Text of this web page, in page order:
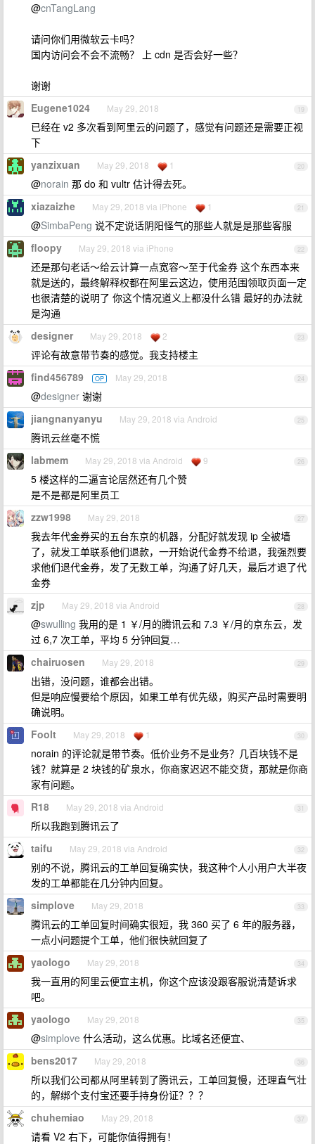
@cnTangLang
请问你们用微软云卡吗？
国内访问会不会不流畅？ 上 cdn 是否会好一些？
谢谢
19
Eugene1024 May 29, 2018
已经在 v2 多次看到阿里云的问题了，感觉有问题还是需要正视
下
20
yanzixuan May 29, 2018 1
@norain 那 do 和 vultr 估计得去死。
21
xiazaizhe May 29, 2018 via iPhone 1
@SimbaPeng 说不定说话阴阳怪气的那些人就是是那些客服
22
floopy May 29, 2018 via iPhone
还是那句老话～给云计算一点宽容～至于代金券 这个东西本来
就是送的，最终解释权都在阿里云这边，使用范围领取页面一定
也很清楚的说明了 你这个情况道义上都没什么错 最好的办法就
是沟通
23
designer May 29, 2018 2
评论有故意带节奏的感觉。我支持楼主
24
find456789 OP May 29, 2018
@designer 谢谢
25
jiangnanyanyu May 29, 2018 via Android
腾讯云丝毫不慌
26
labmem May 29, 2018 via Android 9
5 楼这样的二逼言论居然还有几个赞
是不是都是阿里员工
27
zzw1998 May 29, 2018
我去年代金券买的五台东京的机器，分配好就发现 ip 全被墙
了，就发工单联系他们退款，一开始说代金券不给退，我强烈要
求他们退代金券，发了无数工单，沟通了好几天，最后才退了代
金券
28
zjp May 29, 2018 via Android
@swulling 我用的是 1 ￥/月的腾讯云和 7.3 ￥/月的京东云，发
过 6,7 次工单，平均 5 分钟回复…
29
chairuosen May 29, 2018
出错，没问题，谁都会出错。
但是响应慢要给个原因，如果工单有优先级，购买产品时需要明
确说明。
30
Foolt May 29, 2018 1
norain 的评论就是带节奏。低价业务不是业务？几百块钱不是
钱？就算是 2 块钱的矿泉水，你商家迟迟不能交货，那就是你商
家有问题。
31
R18 May 29, 2018 via Android
所以我跑到腾讯云了
32
taifu May 29, 2018 via Android
别的不说，腾讯云的工单回复确实快，我这种个人小用户大半夜
发的工单都能在几分钟内回复。
33
simplove May 29, 2018
腾讯云的工单回复时间确实很短，我 360 买了 6 年的服务器，
一点小问题提个工单，他们很快就回复了
34
yaologo May 29, 2018
我一直用的阿里云便宜主机，你这个应该没跟客服说清楚诉求
吧。
35
yaologo May 29, 2018
@simplove 什么活动，这么优惠。比域名还便宜、
36
bens2017 May 29, 2018
所以我们公司都从阿里转到了腾讯云，工单回复慢，还理直气壮
的，解绑个支付宝还要手持身份证？？？
37
chuhemiao May 29, 2018
请看 V2 右下，可能你值得拥有！